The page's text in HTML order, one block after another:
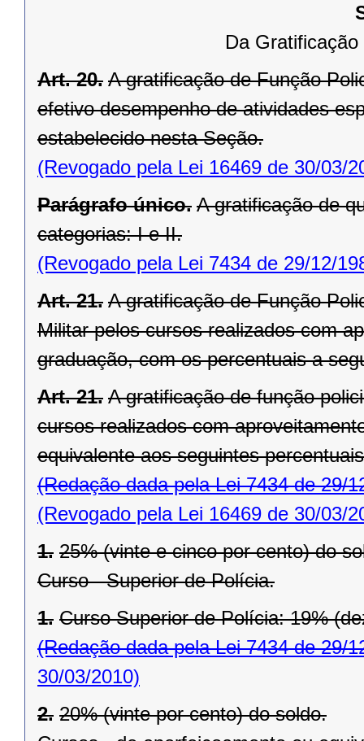
Da
Art. 20. A gratificação de Função
efetivo desempenho de atividades
estabelecido nesta Seção.
(Revogado pela Lei 16469 de 30/03/
Parágrafo único. A gratificação de
categorias: I e II.
(Revogado pela Lei 7434 de 29/12/
Art. 21. A gratificação de Função
Militar pelos cursos realizados com
graduação, com os percentuais a
Art. 21. A gratificação de função
cursos realizados com
equivalente aos seguintes
(Redação dada pela Lei 7434 de 29/
(Revogado pela Lei 16469 de 30/03/
1. 25% (vinte e cinco por cento) do
Curso - Superior de Polícia.
1. Curso Superior de Polícia: 19%
(Redação dada pela Lei 7434 de 29/
30/03/2010)
2. 20% (vinte por cento) do soldo.